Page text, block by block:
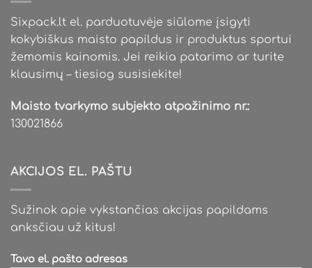
Sixpack.lt el. parduotuvėje siūlome įsigyti
kokybiškus maisto papildus ir produktus sportui
žemomis kainomis. Jei reikia patarimo ar turite
klausimų – tiesiog susisiekite!
Maisto tvarkymo subjekto atpažinimo nr.:
130021866
AKCIJOS EL. PAŠTU
Sužinok apie vykstančias akcijas papildams
anksčiau už kitus!
Tavo el. pašto adresas